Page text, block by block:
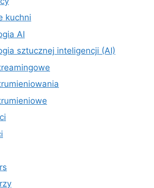
kuchni
AI
sztucznej inteligencji (AI)